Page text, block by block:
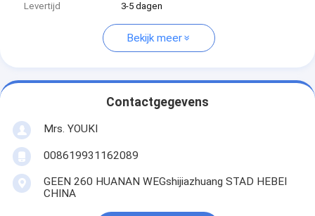
Levertijd
3-5 dagen
Bekijk meer
Contactgegevens
Mrs. YOUKI
008619931162089
GEEN 260 HUANAN WEGshijiazhuang STAD HEBEI
CHINA